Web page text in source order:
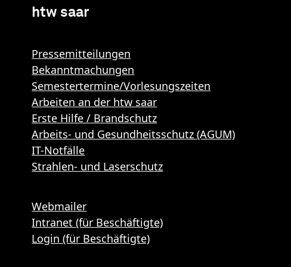
htw saar
Pressemitteilungen
Bekanntmachungen
Semestertermine/Vorlesungszeiten
Arbeiten an der htw saar
Erste Hilfe / Brandschutz
Arbeits- und Gesundheitsschutz (AGUM)
IT-Notfälle
Strahlen- und Laserschutz
Webmailer
Intranet (für Beschäftigte)
Login (für Beschäftigte)